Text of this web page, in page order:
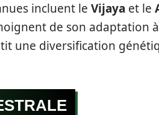
incluent le Vijaya et le
de son adaptation
une diversification